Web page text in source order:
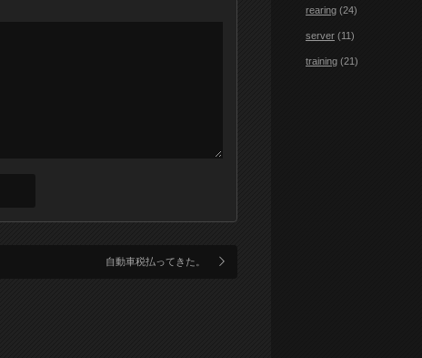
自動車税払ってきた。
rearing (24)
server (11)
training (21)